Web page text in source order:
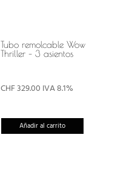
Tubo remolcable Wow
Thriller – 3 asientos
CHF329.00 IVA 8.1%
Añadir al carrito